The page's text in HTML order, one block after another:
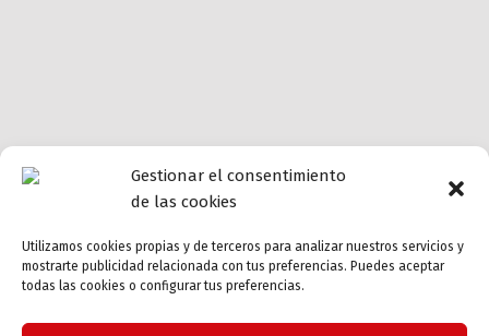
Gestionar el consentimiento
de las cookies
Utilizamos cookies propias y de terceros para analizar nuestros servicios y
mostrarte publicidad relacionada con tus preferencias. Puedes aceptar
todas las cookies o configurar tus preferencias.